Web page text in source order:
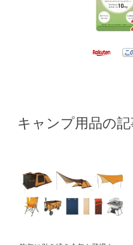
キャンプ用品の